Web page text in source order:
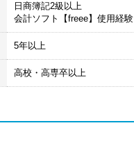
日商簿記2級以上
会計ソフト【freee】使用経験
5年以上
高校・高専卒以上